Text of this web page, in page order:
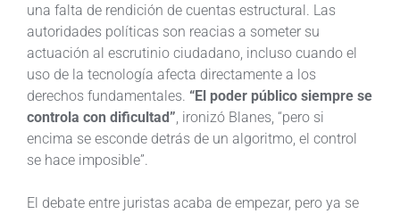
una falta de rendición de cuentas estructural. Las
autoridades políticas son reacias a someter su
actuación al escrutinio ciudadano, incluso cuando el
uso de la tecnología afecta directamente a los
derechos fundamentales. “El poder público siempre se
controla con dificultad” , ironizó Blanes, “pero si
encima se esconde detrás de un algoritmo, el control
se hace imposible”.
El debate entre juristas acaba de empezar, pero ya se